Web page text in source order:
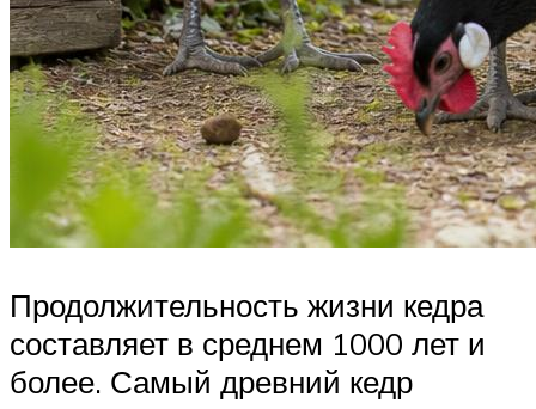
Продолжительность жизни кедра
составляет в среднем 1000 лет и
более. Самый древний кедр